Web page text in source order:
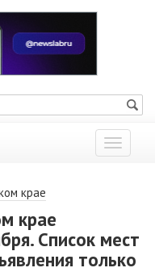
Показать
меню
крае
крае
Список мест
только